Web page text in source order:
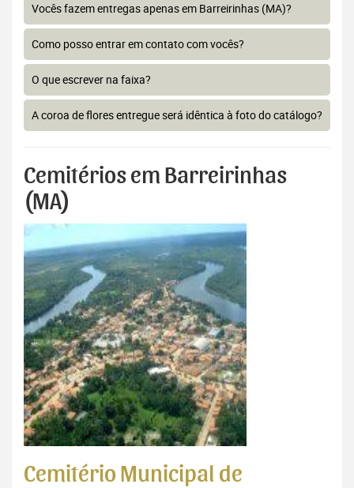
Vocês fazem entregas apenas em Barreirinhas (MA)?
Como posso entrar em contato com vocês?
O que escrever na faixa?
A coroa de flores entregue será idêntica à foto do catálogo?
Cemitérios em Barreirinhas
(MA)
Cemitério Municipal de